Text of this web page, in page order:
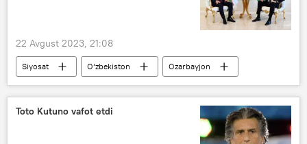
22 Avgust 2023, 21:08
Siyosat O‘zbekiston
Ozarbayjon
Shavkat Mirziyoyev
Ilhom Aliyev
Toto Kutuno vafot etdi